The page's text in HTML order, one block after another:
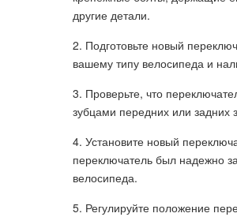
другие детали.
2. Подготовьте новый
вашему типу велосипеда и
3. Проверьте, что
зубцами передних или задних
4. Установите новый
переключатель был надежно
велосипеда.
5. Регулируйте положение